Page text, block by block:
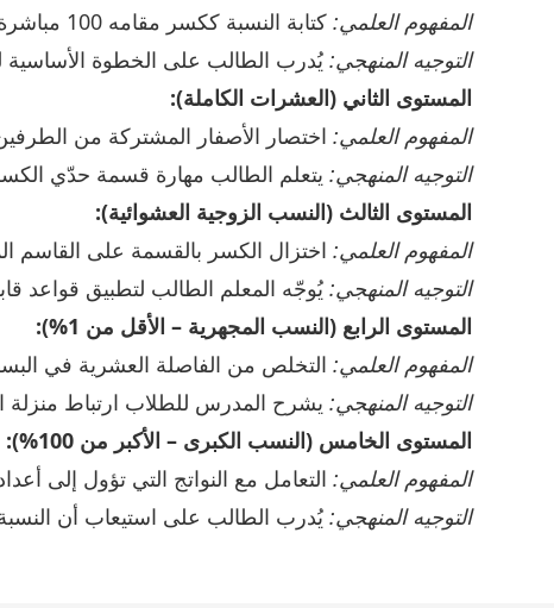
المفهوم العلمي: كتابة النسبة ككسر مقامه 100 مباشرة (مثل: 51% =
التوجيه المنهجي: يُدرب الطالب على الخطوة الأساسية
المستوى الثاني (العشرات الكاملة):
المفهوم العلمي: اختصار الأصفار المشتركة من الطرفين
التوجيه المنهجي: يتعلم الطالب مهارة قسمة حدّي الكسر على 10 كخطوة أولى لتسهيل
المستوى الثالث (النسب الزوجية العشوائية):
المفهوم العلمي: اختزال الكسر بالقسمة على القاسم المشترك الأكبر (مثل 2 أو 4)
التوجيه المنهجي: يُوجّه المعلم الطالب لتطبيق قواعد
المستوى الرابع (النسب المجهرية – الأقل من 1%):
المفهوم العلمي: التخلص من الفاصلة العشرية في البسط عبر زيادة
التوجيه المنهجي: يشرح المدرس للطلاب ارتباط منزلة
المستوى الخامس (النسب الكبرى – الأكبر من 100%):
المفهوم العلمي: التعامل مع النواتج التي تؤول إلى أعداد
التوجيه المنهجي: يُدرب الطالب على استيعاب أن النسبة عندما تتجاوز الـ 100% فإنها